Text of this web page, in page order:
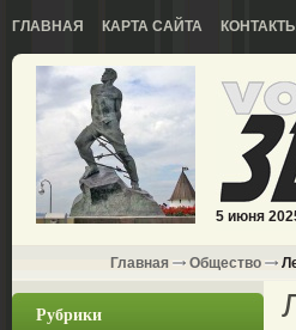
ГЛАВНАЯ КАРТА САЙТА КОНТАКТЫ
5 июня
Главная Общество
Рубрики